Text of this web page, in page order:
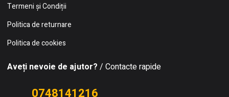
Termeni și Condiții
Politica de returnare
Politica de cookies
Aveți nevoie de ajutor? / Contacte rapide
0748141216